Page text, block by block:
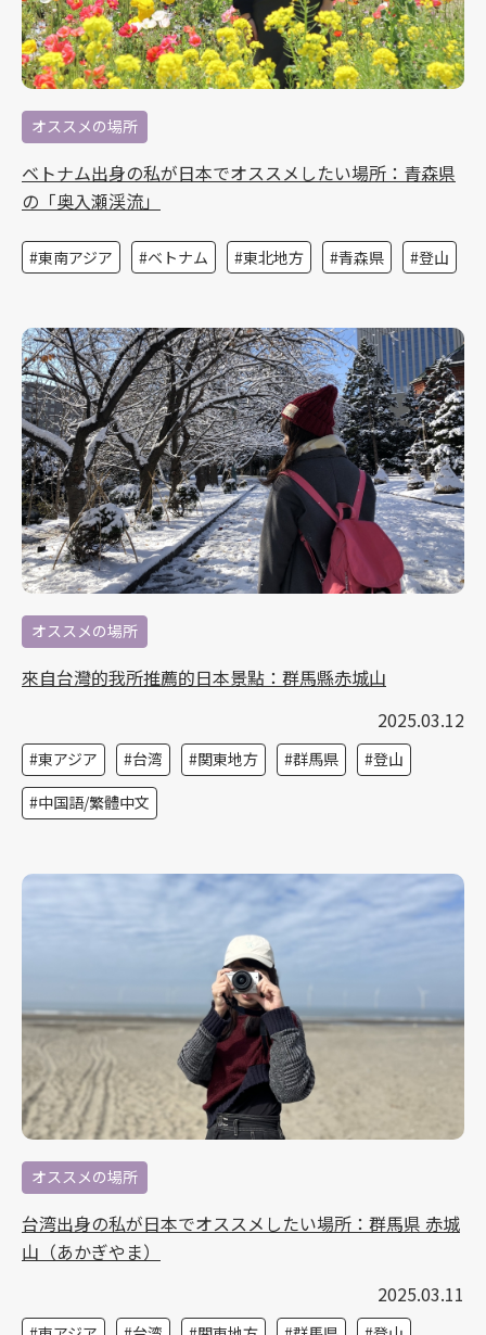
オススメの場所
ベトナム出身の私が日本でオススメしたい場所：青森県
の「奥入瀬渓流」
東南アジア ベトナム 東北地方 青森県 登山
オススメの場所
來自台灣的我所推薦的日本景點：群馬縣赤城山
2025.03.12
東アジア 台湾 関東地方 群馬県
登山
中国語/繁體中文
オススメの場所
台湾出身の私が日本でオススメしたい場所：群馬県 赤城
山（あかぎやま）
2025.03.11